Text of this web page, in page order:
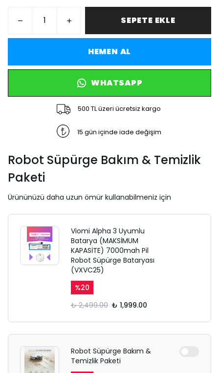
SEPETE EKLE
HEMEN AL
WHATSAPP
500 TL üzeri ücretsiz kargo
15 gün içinde iade değişim
Robot Süpürge Bakım & Temizlik
Paketi
Ürününüzü daha uzun ömür kullanabilmeniz için
Viomi Alpha 3 Uyumlu
Batarya (MAKSİMUM
KAPASİTE) 7000mah Pil
Robot Süpürge Bataryası
(VXVC25)
%20
₺ 2,499.00 ₺ 1,999.00
Robot Süpürge Bakım &
Temizlik Paketi